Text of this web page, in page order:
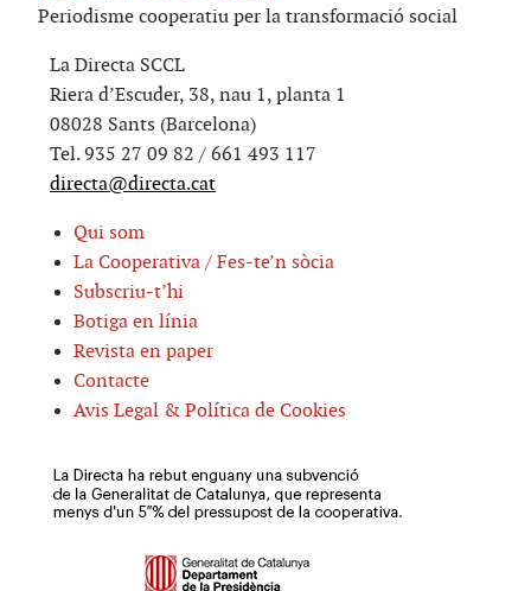
Periodisme cooperatiu per la transformació social
La Directa SCCL
Riera d’Escuder, 38, nau 1, planta 1
08028 Sants (Barcelona)
Tel. 935 27 09 82 / 661 493 117
directa@directa.cat
Qui som
La Cooperativa / Fes-te’n sòcia
Subscriu-t’hi
Botiga en línia
Revista en paper
Contacte
Avis Legal & Política de Cookies